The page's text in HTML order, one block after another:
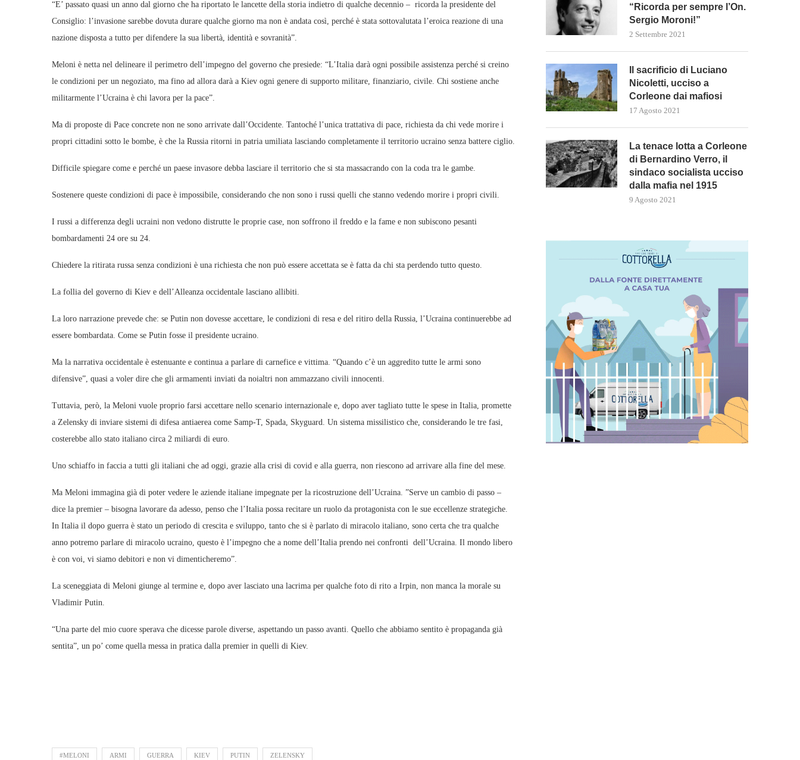
“E’ passato quasi un anno dal giorno che ha riportato le lancette della storia indietro di qualche decennio – ricorda la presidente del
Consiglio: l’invasione sarebbe dovuta durare qualche giorno ma non è andata così, perché è stata sottovalutata l’eroica reazione di una
nazione disposta a tutto per difendere la sua libertà, identità e sovranità”.
Meloni è netta nel delineare il perimetro dell’impegno del governo che presiede: “L’Italia darà ogni possibile assistenza perché si creino
le condizioni per un negoziato, ma fino ad allora darà a Kiev ogni genere di supporto militare, finanziario, civile. Chi sostiene anche
militarmente l’Ucraina è chi lavora per la pace”.
Ma di proposte di Pace concrete non ne sono arrivate dall’Occidente. Tantoché l’unica trattativa di pace, richiesta da chi vede morire i
propri cittadini sotto le bombe, è che la Russia ritorni in patria umiliata lasciando completamente il territorio ucraino senza battere ciglio.
Difficile spiegare come e perché un paese invasore debba lasciare il territorio che si sta massacrando con la coda tra le gambe.
Sostenere queste condizioni di pace è impossibile, considerando che non sono i russi quelli che stanno vedendo morire i propri civili.
I russi a differenza degli ucraini non vedono distrutte le proprie case, non soffrono il freddo e la fame e non subiscono pesanti
bombardamenti 24 ore su 24.
Chiedere la ritirata russa senza condizioni è una richiesta che non può essere accettata se è fatta da chi sta perdendo tutto questo.
La follia del governo di Kiev e dell’Alleanza occidentale lasciano allibiti.
La loro narrazione prevede che: se Putin non dovesse accettare, le condizioni di resa e del ritiro della Russia, l’Ucraina continuerebbe ad
essere bombardata. Come se Putin fosse il presidente ucraino.
Ma la narrativa occidentale è estenuante e continua a parlare di carnefice e vittima. “Quando c’è un aggredito tutte le armi sono
difensive”, quasi a voler dire che gli armamenti inviati da noialtri non ammazzano civili innocenti.
Tuttavia, però, la Meloni vuole proprio farsi accettare nello scenario internazionale e, dopo aver tagliato tutte le spese in Italia, promette
a Zelensky di inviare sistemi di difesa antiaerea come Samp-T, Spada, Skyguard. Un sistema missilistico che, considerando le tre fasi,
costerebbe allo stato italiano circa 2 miliardi di euro.
Uno schiaffo in faccia a tutti gli italiani che ad oggi, grazie alla crisi di covid e alla guerra, non riescono ad arrivare alla fine del mese.
Ma Meloni immagina già di poter vedere le aziende italiane impegnate per la ricostruzione dell’Ucraina. ”Serve un cambio di passo –
dice la premier – bisogna lavorare da adesso, penso che l’Italia possa recitare un ruolo da protagonista con le sue eccellenze strategiche.
In Italia il dopo guerra è stato un periodo di crescita e sviluppo, tanto che si è parlato di miracolo italiano, sono certa che tra qualche
anno potremo parlare di miracolo ucraino, questo è l’impegno che a nome dell’Italia prendo nei confronti dell’Ucraina. Il mondo libero
è con voi, vi siamo debitori e non vi dimenticheremo”.
La sceneggiata di Meloni giunge al termine e, dopo aver lasciato una lacrima per qualche foto di rito a Irpin, non manca la morale su
Vladimir Putin.
“Una parte del mio cuore sperava che dicesse parole diverse, aspettando un passo avanti. Quello che abbiamo sentito è propaganda già
sentita”, un po’ come quella messa in pratica dalla premier in quelli di Kiev.
#MELONI ARMI GUERRA KIEV PUTIN ZELENSKY
“Ricorda per sempre l’On.
Sergio Moroni!”
2 Settembre 2021
Il sacrificio di Luciano
Nicoletti, ucciso a
Corleone dai mafiosi
17 Agosto 2021
La tenace lotta a Corleone
di Bernardino Verro, il
sindaco socialista ucciso
dalla mafia nel 1915
9 Agosto 2021